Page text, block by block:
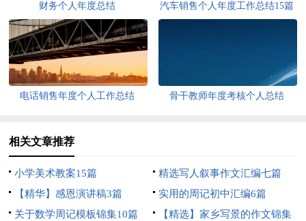
财务个人年度总结 汽车销售个人年度工作总结15篇
电话销售年度个人工作总结 骨干教师年度考核个人总结
相关文章推荐
小学美术教案15篇
精选写人叙事作文汇编七篇
【精华】感恩演讲稿3篇
实用的周记初中汇编6篇
关于数学周记模板锦集10篇
【精选】家乡写景的作文锦集